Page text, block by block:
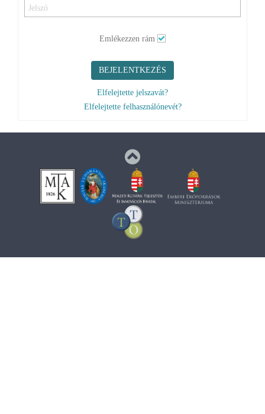
Elfelejtette jelszavát?